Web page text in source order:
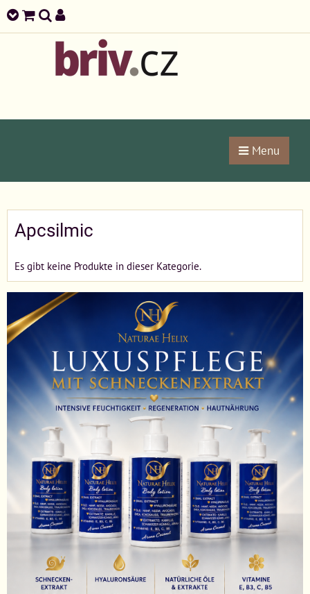
Menu
Apcsilmic
Es gibt keine Produkte in dieser Kategorie.